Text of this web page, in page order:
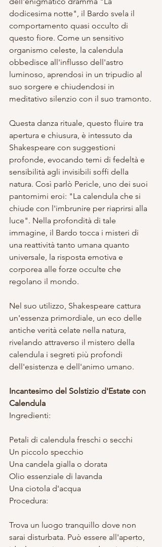
dodicesima notte", il Bardo svela il
comportamento quasi occulto di
questo fiore. Come un sensitivo
organismo celeste, la calendula
obbedisce all'influsso dell'astro
luminoso, aprendosi in un tripudio al
suo sorgere e chiudendosi in
meditativo silenzio con il suo tramonto.
Questa danza rituale, questo fluire tra
apertura e chiusura, è intessuto da
Shakespeare con suggestioni
profonde, evocando temi di fedeltà e
sensibilità agli invisibili soffi della
natura. Così parlò Pericle, uno dei suoi
pantomimi eroi: "La calendula che si
chiude con l'imbrunire per riaprirsi alla
luce". Nella profondità di tale
immagine, il Bardo tocca i misteri di
una reattività tanto umana quanto
universale, la risposta emotiva e
corporea alle forze occulte che
regolano il mondo.
Nel suo utilizzo, Shakespeare cattura
un'essenza primordiale, un eco delle
antiche verità celate nella natura,
rivelando attraverso il mistero della
calendula i segreti più profondi
dell'esistenza e dell'animo umano.
Incantesimo del Solstizio d'Estate con
Calendula
Ingredienti:
Petali di calendula freschi o secchi
Un piccolo specchio
Una candela gialla o dorata
Olio essenziale di lavanda
Una ciotola d'acqua
Procedura:
Trova un luogo tranquillo dove non
sarai disturbata. Può essere all'aperto,